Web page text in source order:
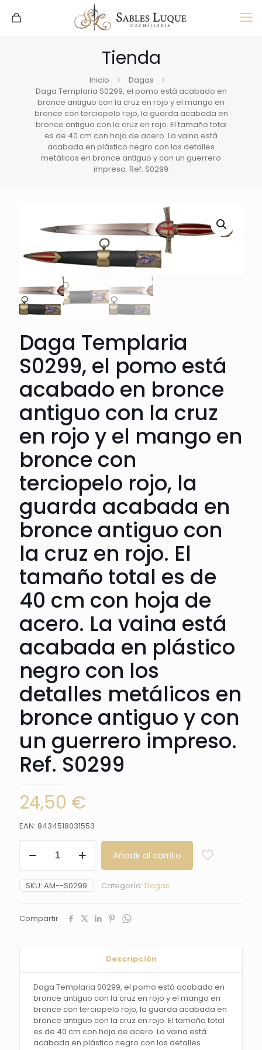
Tienda
Inicio
Dagas
Daga Templaria S0299, el pomo está acabado en
bronce antiguo con la cruz en rojo y el mango en
bronce con terciopelo rojo, la guarda acabada en
bronce antiguo con la cruz en rojo. El tamaño total
es de 40 cm con hoja de acero. La vaina está
acabada en plástico negro con los detalles
metálicos en bronce antiguo y con un guerrero
impreso. Ref. S0299
Daga Templaria
S0299, el pomo está
acabado en bronce
antiguo con la cruz
en rojo y el mango en
bronce con
terciopelo rojo, la
guarda acabada en
bronce antiguo con
la cruz en rojo. El
tamaño total es de
40 cm con hoja de
acero. La vaina está
acabada en plástico
negro con los
detalles metálicos en
bronce antiguo y con
un guerrero impreso.
Ref. S0299
24,50 €
EAN: 8434518031553
Templaria
el
pomo
en
rojo
mango
Añadir al carrito
SKU: AM--S0299 Categoría: Dagas
Compartir
Descripción
Daga Templaria S0299, el pomo está acabado en
bronce antiguo con la cruz en rojo y el mango en
bronce con terciopelo rojo, la guarda acabada en
bronce antiguo con la cruz en rojo. El tamaño total
es de 40 cm con hoja de acero. La vaina está
acabada en plástico negro con los detalles